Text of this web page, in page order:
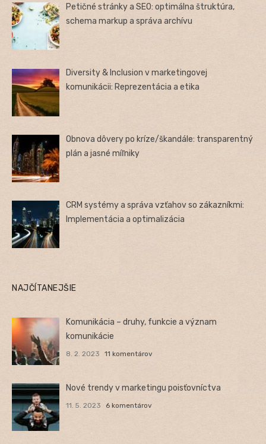
Petičné stránky a SEO: optimálna štruktúra,
schema markup a správa archívu
Diversity & Inclusion v marketingovej
komunikácii: Reprezentácia a etika
Obnova dôvery po kríze/škandále: transparentný
plán a jasné míľniky
CRM systémy a správa vzťahov so zákazníkmi:
Implementácia a optimalizácia
NAJČÍTANEJŠIE
Komunikácia – druhy, funkcie a význam
komunikácie
8. 2. 2023 11 komentárov
Nové trendy v marketingu poisťovníctva
11. 5. 2023 6 komentárov